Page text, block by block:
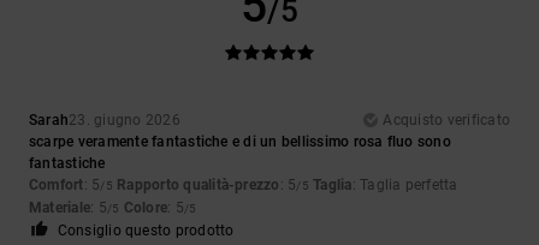
/5
Sarah23. giugno 2026
Acquisto verificato
scarpe veramente fantastiche e di un bellissimo rosa fluo sono
fantastiche
Comfort: 5/5 Rapporto qualità-prezzo : 5/5 Taglia: Taglia perfetta
Materiale: 5/5 Colore: 5/5
Consiglio questo prodotto